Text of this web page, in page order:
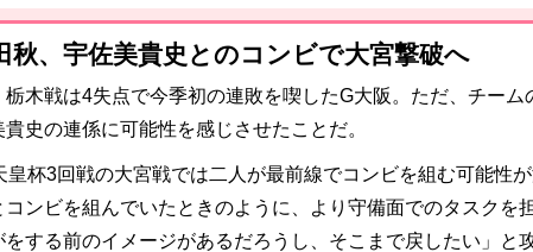
杯開幕 注目は「個」
ルさんがシンポジウム「気候変動から命を守る ～エネルギー危機
秋、宇佐美貴史とのコンビで大宮撃破へ
木戦は4失点で今季初の連敗を喫したG大阪。ただ、チーム
史の連係に可能性を感じさせたことだ。
杯3回戦の大宮戦では二人が最前線でコンビを組む可能性
コンビを組んでいたときのように、より守備面でのタスクを
をする前のイメージがあるだろうし、そこまで戻したい」と